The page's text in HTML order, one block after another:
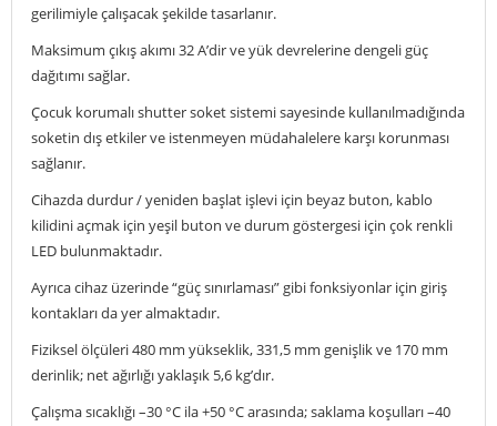
gerilimiyle çalışacak şekilde tasarlanır.
Maksimum çıkış akımı 32 A’dir ve yük devrelerine dengeli güç
dağıtımı sağlar.
Çocuk korumalı shutter soket sistemi sayesinde kullanılmadığında
soketin dış etkiler ve istenmeyen müdahalelere karşı korunması
sağlanır.
Cihazda durdur / yeniden başlat işlevi için beyaz buton, kablo
kilidini açmak için yeşil buton ve durum göstergesi için çok renkli
LED bulunmaktadır.
Ayrıca cihaz üzerinde “güç sınırlaması” gibi fonksiyonlar için giriş
kontakları da yer almaktadır.
Fiziksel ölçüleri 480 mm yükseklik, 331,5 mm genişlik ve 170 mm
derinlik; net ağırlığı yaklaşık 5,6 kg’dır.
Çalışma sıcaklığı –30 °C ila +50 °C arasında; saklama koşulları –40